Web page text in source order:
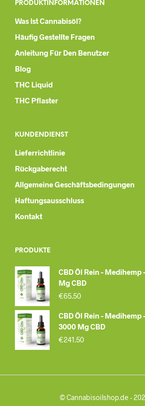
PRODUKTINFORMATIONEN
Was Ist Cannabisöl?
Häufig Gestellte Fragen
Anleitung Für Den Benutzer
Blog
THC Liquid
THC Pflaster
KUNDENDIENST
Lieferrichtlinie
Rückgaberecht
Allgemeine Geschäftsbedingungen
Haftungsausschluss
Kontakt
PRODUKTE
CBD Öl Rein - Medihemp
Mg CBD
€65.50
CBD Öl Rein - Medihemp
3000 Mg CBD
€241.50
© Cannabisoilshop.de -